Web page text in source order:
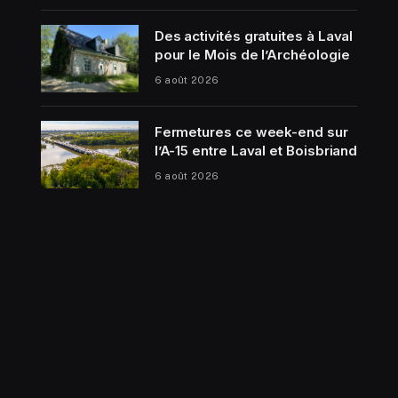
Des activités gratuites à Laval
pour le Mois de l’Archéologie
6 août 2026
Fermetures ce week-end sur
l’A-15 entre Laval et Boisbriand
6 août 2026